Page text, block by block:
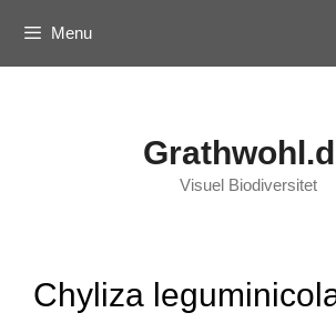
content
Menu
Visuel Biodiversitet
Chyliza